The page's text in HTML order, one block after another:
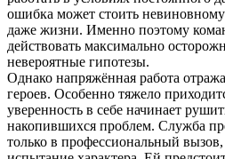
ошибка может стоить
даже жизни. Именно поэтому
действовать максимально
невероятные гипотезы.
Однако напряжённая работа
героев. Особенно тяжело
уверенность в себе начинает
накопившихся проблем. Служба
только в профессиональный вызов,